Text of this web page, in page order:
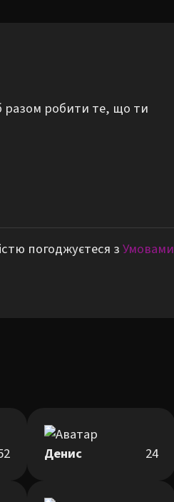
робити те, що ти
погоджуєтеся зУмовами
Денис 24